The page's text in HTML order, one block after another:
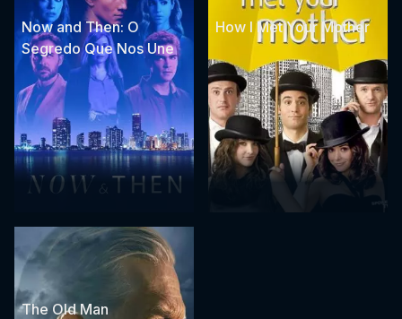
Now and Then: O
Segredo Que Nos Une
How I Met Your Mother
The Old Man